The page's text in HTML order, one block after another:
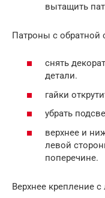
вытащить
Патроны с обратной
снять
детали.
гайки
убрать
верхнее и
левой
поперечине.
Верхнее крепление